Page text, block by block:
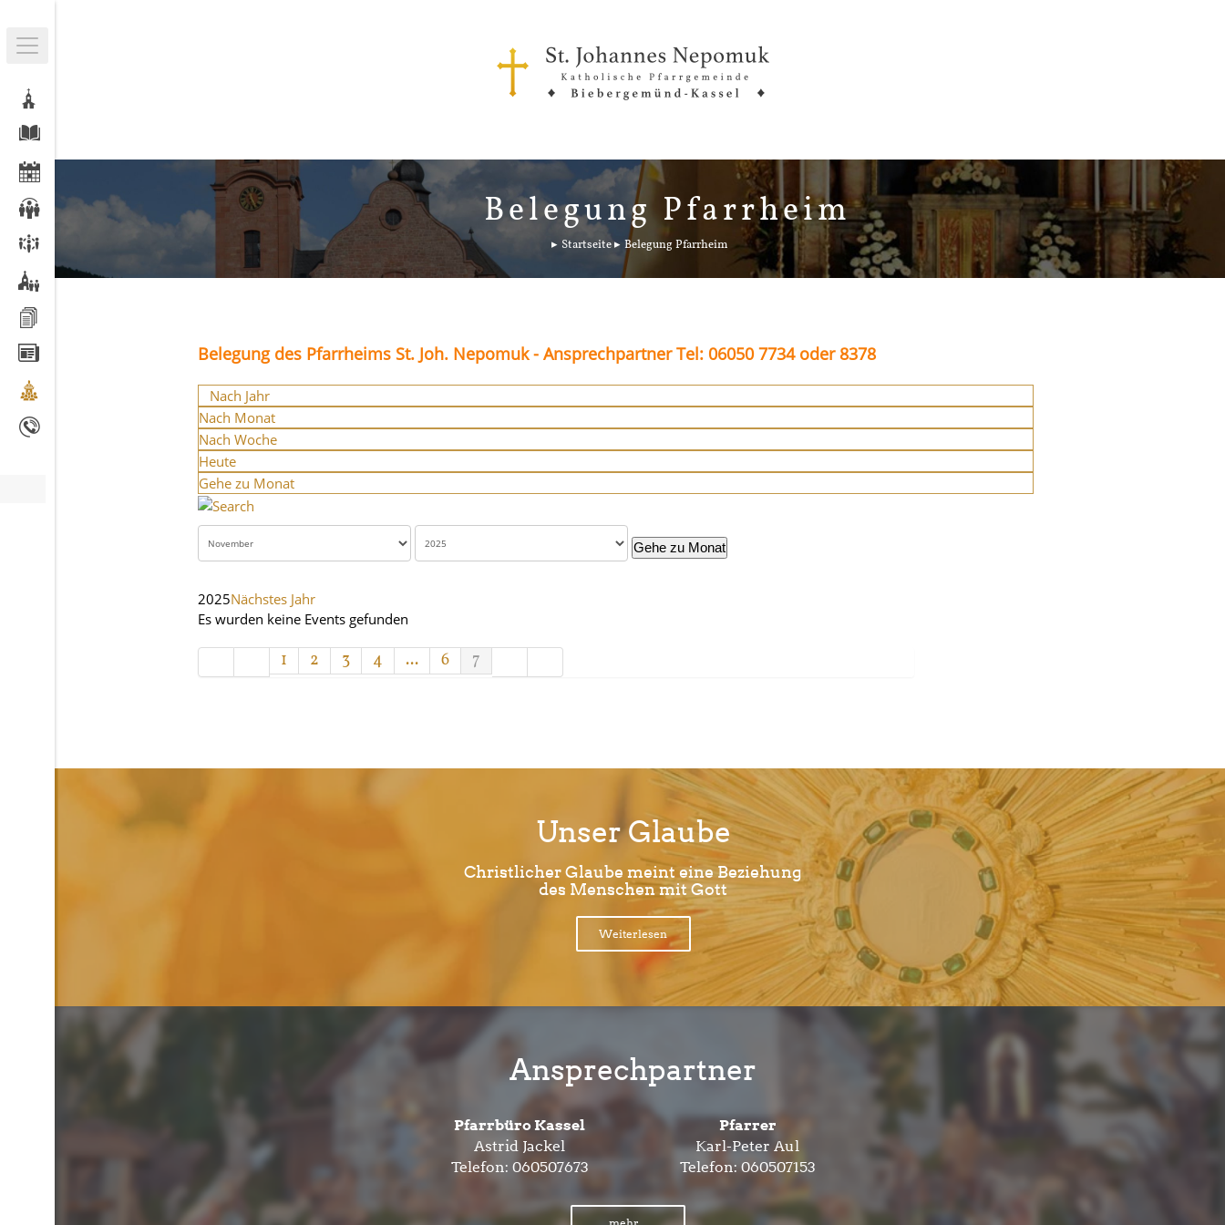
Belegung Pfarrheim
Startseite Belegung Pfarrheim
Belegung des Pfarrheims St. Joh. Nepomuk - Ansprechpartner Tel: 06050 7734 oder 8378
Nach Jahr
Nach Monat
Nach Woche
Heute
Gehe zu Monat
Gehe zu Monat
2025Nächstes Jahr
Es wurden keine Events gefunden
Limite der Paginierungsliste
1 2 3 4 ... 6 7
Unser Glaube
Christlicher Glaube meint eine Beziehung
des Menschen mit Gott
Weiterlesen
Ansprechpartner
Pfarrbüro Kassel
Astrid Jackel
Telefon: 060507673
Pfarrer
Karl-Peter Aul
Telefon:060507153